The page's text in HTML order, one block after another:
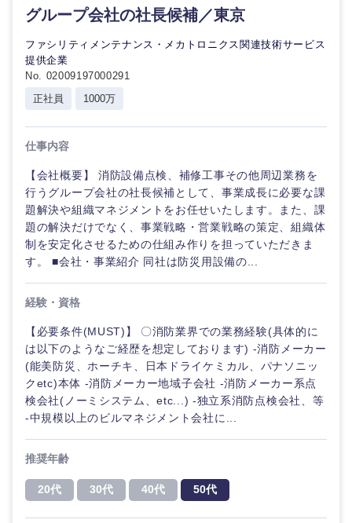
グループ会社の社長候補／東京
ファシリティメンテナンス・メカトロニクス関連技術サービス
提供企業
No. 02009197000291
正社員
1000万
仕事内容
【会社概要】 消防設備点検、補修工事その他周辺業務を
行うグループ会社の社長候補として、事業成長に必要な課
題解決や組織マネジメントをお任せいたします。また、課
題の解決だけでなく、事業戦略・営業戦略の策定、組織体
制を安定化させるための仕組み作りを担っていただきま
す。 ■会社・事業紹介 同社は防災用設備の...
経験・資格
【必要条件(MUST)】 〇消防業界での業務経験(具体的に
は以下のようなご経歴を想定しております) -消防メーカー
(能美防災、ホーチキ、日本ドライケミカル、パナソニッ
クetc)本体 -消防メーカー地域子会社 -消防メーカー系点
検会社(ノーミシステム、etc...) -独立系消防点検会社、等
-中規模以上のビルマネジメント会社に...
推奨年齢
20代 30代 40代 50代